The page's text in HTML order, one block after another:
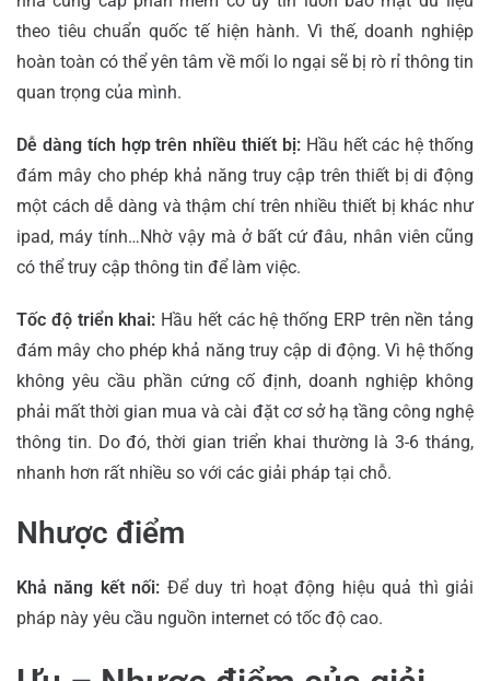
theo tiêu chuẩn quốc tế hiện hành. Vì thế, doanh nghiệp
hoàn toàn có thể yên tâm về mối lo ngại sẽ bị rò rỉ thông tin
quan trọng của mình.
Dễ dàng tích hợp trên nhiều thiết bị: Hầu hết các hệ thống
đám mây cho phép khả năng truy cập trên thiết bị di động
một cách dễ dàng và thậm chí trên nhiều thiết bị khác như
ipad, máy tính…Nhờ vậy mà ở bất cứ đâu, nhân viên cũng
có thể truy cập thông tin để làm việc.
Tốc độ triển khai: Hầu hết các hệ thống ERP trên nền tảng
đám mây cho phép khả năng truy cập di động. Vì hệ thống
không yêu cầu phần cứng cố định, doanh nghiệp không
phải mất thời gian mua và cài đặt cơ sở hạ tầng công nghệ
thông tin. Do đó, thời gian triển khai thường là 3-6 tháng,
nhanh hơn rất nhiều so với các giải pháp tại chỗ.
Nhược điểm
Khả năng kết nối: Để duy trì hoạt động hiệu quả thì giải
pháp này yêu cầu nguồn internet có tốc độ cao.